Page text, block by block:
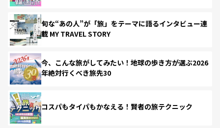
旬な“あの人”が「旅」をテーマに語るインタビュー連
載 MY TRAVEL STORY
今、こんな旅がしてみたい！地球の歩き方が選ぶ2026
年絶対行くべき旅先30
コスパもタイパもかなえる！賢者の旅テクニック